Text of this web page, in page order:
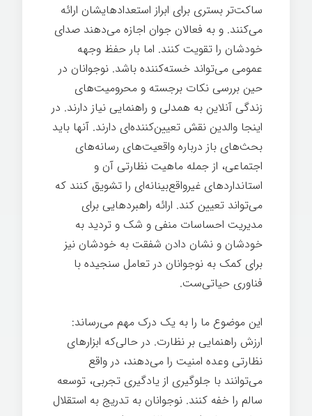
ساکت‌تر بستری برای ابراز استعدادهایشان ارائه
می‌کنند. و به فعالان جوان اجازه می‌دهند صدای
خودشان را تقویت کنند. اما بار حفظ وجهه
عمومی می‌تواند خسته‌کننده باشد. نوجوانان در
حین بررسی نکات برجسته و محرومیت‌های
زندگی آنلاین به همدلی و راهنمایی نیاز دارند. در
اینجا والدین نقش تعیین‌کننده‌ای دارند. آنها باید
بحث‌های باز درباره واقعیت‌های رسانه‌های
اجتماعی، از جمله ماهیت نظارتی آن و
استانداردهای غیرواقع‌بینانه‌ای را تشویق کنند که
می‌تواند تعیین کند. ارائه راهبردهایی برای
مدیریت احساسات منفی و شک و تردید به
خودشان و نشان دادن شفقت به خودشان نیز
برای کمک به نوجوانان در تعامل سنجیده با
فناوری حیاتی‌ست.
این موضوع ما را به یک درک مهم می‌رساند:
ارزش راهنمایی بر نظارت. در حالی‌که ابزارهای
نظارتی وعده امنیت را می‌دهند، در واقع
می‌توانند با جلوگیری از یادگیری تجربی، توسعه
سالم را خفه کنند. نوجوانان به تدریج به استقلال